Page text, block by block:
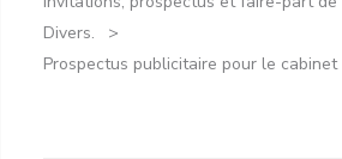
Divers.
Prospectus publicitaire pour le cabinet